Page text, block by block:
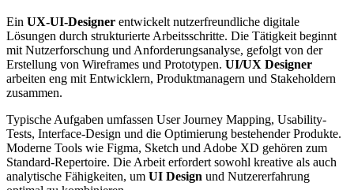
Ein UX-UI-Designer entwickelt nutzerfreundliche digitale
Lösungen durch strukturierte Arbeitsschritte. Die Tätigkeit beginnt
mit Nutzerforschung und Anforderungsanalyse, gefolgt von der
Erstellung von Wireframes und Prototypen. UI/UX Designer
arbeiten eng mit Entwicklern, Produktmanagern und Stakeholdern
zusammen.
Typische Aufgaben umfassen User Journey Mapping, Usability-
Tests, Interface-Design und die Optimierung bestehender Produkte.
Moderne Tools wie Figma, Sketch und Adobe XD gehören zum
Standard-Repertoire. Die Arbeit erfordert sowohl kreative als auch
analytische Fähigkeiten, um UI Design und Nutzererfahrung